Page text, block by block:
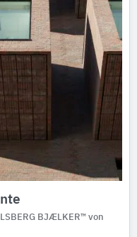
BJÆLKER™ von